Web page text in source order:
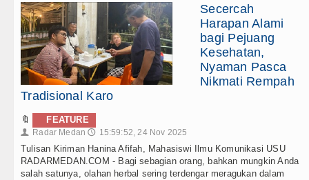
Secercah
Harapan Alami
bagi Pejuang
Kesehatan,
Nyaman Pasca
Nikmati Rempah
Tradisional Karo
🔖 FEATURE
👤 Radar Medan 🕔 15:59:52, 24 Nov 2025
Tulisan Kiriman Hanina Afifah, Mahasiswi Ilmu Komunikasi USU
RADARMEDAN.COM - Bagi sebagian orang, bahkan mungkin Anda
salah satunya, olahan herbal sering terdengar meragukan dalam